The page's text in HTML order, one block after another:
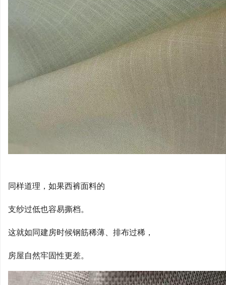
同样道理，如果西裤面料的
支纱过低也容易撕档。
这就如同建房时候钢筋稀薄、排布过稀，
房屋自然牢固性更差。